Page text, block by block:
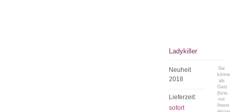
Ladykiller
Neuheit
2018
Lieferzeit:
sofort
Sie
als
Gast
(bzw.
mit
Ihrem